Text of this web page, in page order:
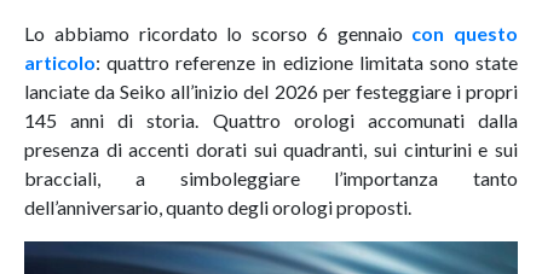
Lo abbiamo ricordato lo scorso 6 gennaio con questo
articolo: quattro referenze in edizione limitata sono state
lanciate da Seiko all’inizio del 2026 per festeggiare i propri
145 anni di storia. Quattro orologi accomunati dalla
presenza di accenti dorati sui quadranti, sui cinturini e sui
bracciali, a simboleggiare l’importanza tanto
dell’anniversario, quanto degli orologi proposti.